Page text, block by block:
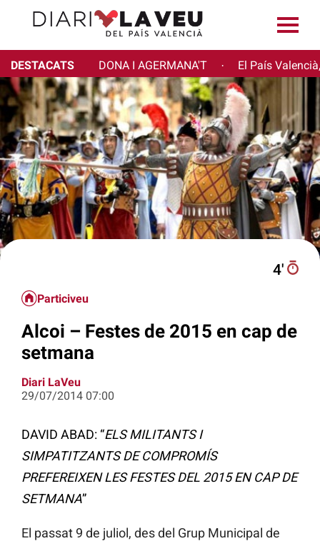
DESTACATS DONA I AGERMANA'T · El País
4′
Particiveu
Alcoi – Festes de 2015 en cap de
setmana
Diari LaVeu
29/07/2014 07:00
DAVID ABAD: “ELS MILITANTS I
SIMPATITZANTS DE COMPROMÍS
PREFEREIXEN LES FESTES DEL 2015 EN CAP DE
SETMANA”
El passat 9 de juliol, des del Grup Municipal de